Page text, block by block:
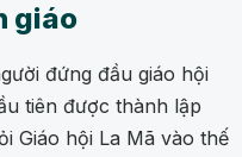
giáo
đứng đầu giáo hội
tiên được thành lập
Giáo hội La Mã vào thế